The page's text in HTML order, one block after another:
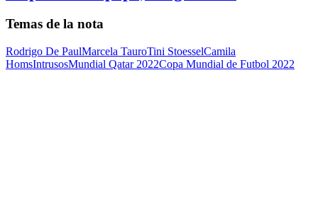
Temas de la nota
Rodrigo De PaulMarcela TauroTini StoesselCamila
HomsIntrusosMundial Qatar 2022Copa Mundial de Futbol 2022